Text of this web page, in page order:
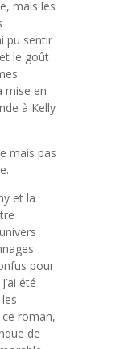
mais les
pu sentir
le goût
mise en
à Kelly
mais pas
et la
pour
été
roman,
de